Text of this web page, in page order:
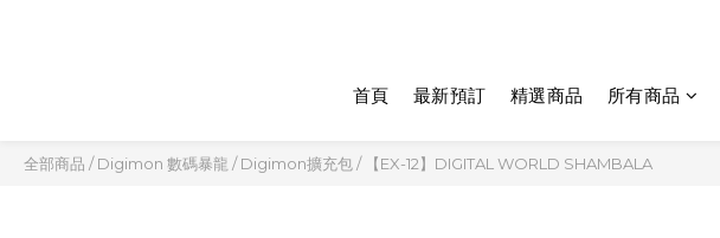
首頁 最新預訂 精選商品 所有商品
全部商品 /Digimon 數碼暴龍 /Digimon擴充包/ 【EX-12】DIGITAL WORLD SHAMBALA